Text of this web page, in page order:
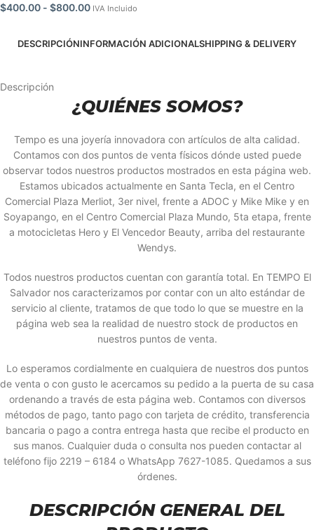
$400.00 - $800.00 IVA Incluido
DESCRIPCIÓNINFORMACIÓN ADICIONALSHIPPING & DELIVERY
Descripción
¿QUIÉNES SOMOS?
Tempo es una joyería innovadora con artículos de alta calidad.
Contamos con dos puntos de venta físicos dónde usted puede
observar todos nuestros productos mostrados en esta página web.
Estamos ubicados actualmente en Santa Tecla, en el Centro
Comercial Plaza Merliot, 3er nivel, frente a ADOC y Mike Mike y en
Soyapango, en el Centro Comercial Plaza Mundo, 5ta etapa, frente
a motocicletas Hero y El Vencedor Beauty, arriba del restaurante
Wendys.
Todos nuestros productos cuentan con garantía total. En TEMPO El
Salvador nos caracterizamos por contar con un alto estándar de
servicio al cliente, tratamos de que todo lo que se muestre en la
página web sea la realidad de nuestro stock de productos en
nuestros puntos de venta.
Lo esperamos cordialmente en cualquiera de nuestros dos puntos
de venta o con gusto le acercamos su pedido a la puerta de su casa
ordenando a través de esta página web. Contamos con diversos
métodos de pago, tanto pago con tarjeta de crédito, transferencia
bancaria o pago a contra entrega hasta que recibe el producto en
sus manos. Cualquier duda o consulta nos pueden contactar al
teléfono fijo 2219 – 6184 o WhatsApp 7627-1085. Quedamos a sus
órdenes.
DESCRIPCIÓN GENERAL DEL